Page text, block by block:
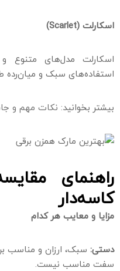
اسکارلت (Scarlet
)
اسکارلت مدل‌های متنوع
استفاده‌های سبک و میان‌رده
بیشتر بخوانید: نکات مهم و
راهنمای
کاسه‌دار
مزایا و معایب هر کدام
دستی: سبک، ارزان و مناسب
سفت مناسب نیست.